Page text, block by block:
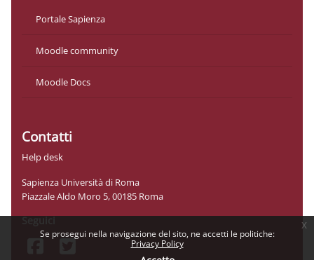
Se prosegui nella navigazione del sito, ne accetti le politiche:
Privacy Policy
x
Portale Sapienza
Moodle community
Moodle Docs
Contatti
Help desk
Sapienza Università di Roma
Piazzale Aldo Moro 5, 00185 Roma
Seguici